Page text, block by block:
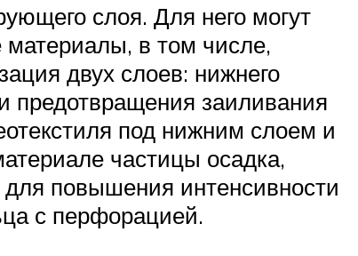
слоя. Для него могут
в том числе,
двух слоев: нижнего
предотвращения заиливания
под нижним слоем и
частицы осадка,
повышения интенсивности
с перфорацией.